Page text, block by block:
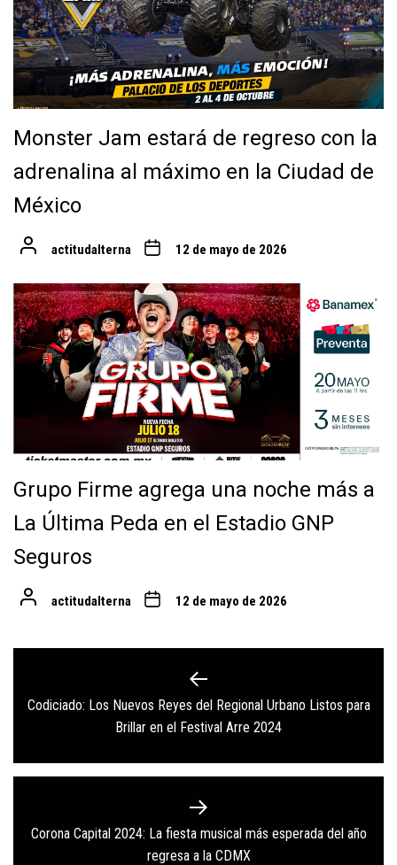
Monster Jam estará de regreso con la
adrenalina al máximo en la Ciudad de
México
actitudalterna 12 de mayo de 2026
Grupo Firme agrega una noche más a
La Última Peda en el Estadio GNP
Seguros
actitudalterna 12 de mayo de 2026
de
Previous
post:
Codiciado: Los Nuevos Reyes del Regional Urbano Listos para
Brillar en el Festival Arre 2024
Next
Corona Capital 2024: La fiesta musical más esperada del año
regresa a la CDMX